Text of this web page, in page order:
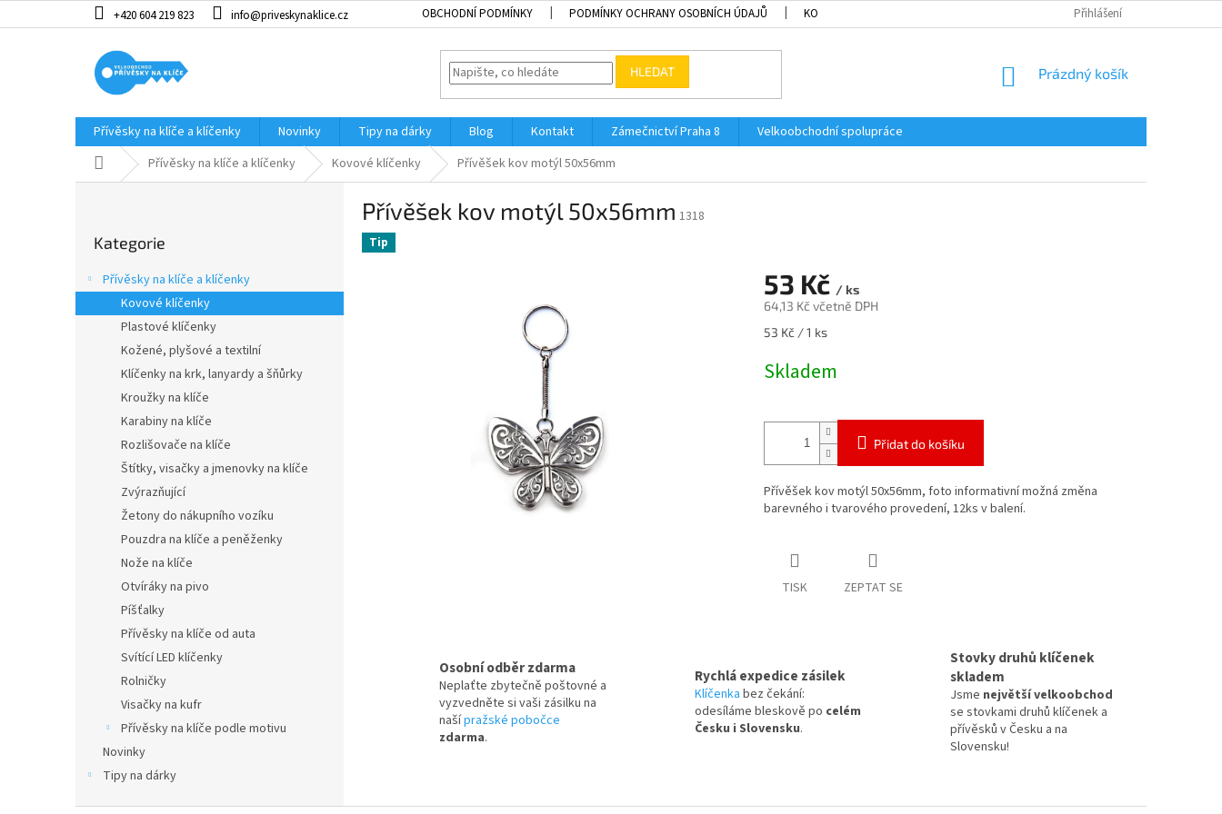
na
+420 604 219 823 info@priveskynaklice.cz OBCHODNÍ PODMÍNKY PODMÍNKY OCHRANY OSOBNÍCH ÚDAJŮ KONTAKT VELKOOBCHODNÍ SPOLUPRÁCE
Přihlášení
HLEDAT
NÁKUPNÍ
Prázdný košík
Přívěsky na klíče a klíčenky Novinky Tipy na dárky Blog Kontakt Zámečnictví Praha 8
Velkoobchodní spolupráce
Domů Přívěsky na klíče a klíčenky Kovové klíčenky Přívěšek kov motýl 50x56mm
a
n
kategorie
Kategorie
Přívěsky na klíče a klíčenky
Kovové klíčenky
Plastové klíčenky
Kožené, plyšové a textilní
Klíčenky na krk, lanyardy a šňůrky
Kroužky na klíče
Karabiny na klíče
Rozlišovače na klíče
Štítky, visačky a jmenovky na klíče
Zvýrazňující
Žetony do nákupního vozíku
Pouzdra na klíče a peněženky
Nože na klíče
Otvíráky na pivo
Píšťalky
Přívěsky na klíče od auta
Svítící LED klíčenky
Rolničky
Visačky na kufr
Přívěsky na klíče podle motivu
Novinky
Tipy na dárky
Přívěšek kov motýl 50x56mm 1318
Tip
53 Kč / ks
64,13 Kč včetně DPH
Měrná
53 Kč / 1 ks
Skladem
Přidat do košíku
Přívěšek kov motýl 50x56mm, foto informativní možná změna
barevného i tvarového provedení, 12ks v balení.
TISK ZEPTAT SE
Osobní odběr zdarma
Neplaťte zbytečně poštovné a
vyzvedněte si vaši zásilku na
našípražské pobočce
zdarma.
Rychlá expedice zásilek
Klíčenka bez čekání:
odesíláme bleskově po celém
Česku i Slovensku.
Stovky druhů klíčenek
skladem
Jsme největší velkoobchod
se stovkami druhů klíčenek a
přívěsků v Česku a na
Slovensku!